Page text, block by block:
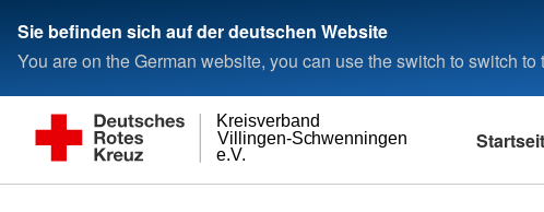
Sie befinden sich auf der deutschen Website
You are on the German website, you can use the switch to switch
e.V.
Villingen-Schwenningen
Kreisverband